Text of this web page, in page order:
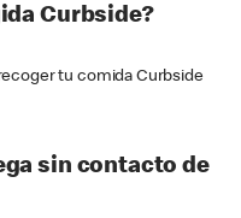
Curbside?
tu comida Curbside
sin contacto de